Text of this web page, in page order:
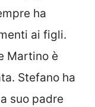
ha
ai figli.
Martino è
Stefano ha
suo padre